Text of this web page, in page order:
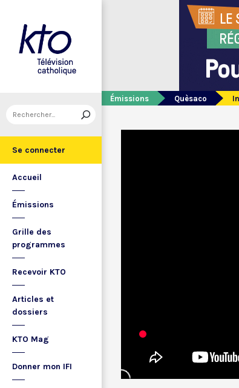
Se connecter
Accueil
Émissions
Grille des
programmes
Recevoir KTO
Articles et
dossiers
KTO Mag
Donner mon IFI
Émissions Quèsaco